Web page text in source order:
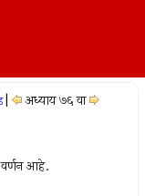
अध्याय ७६ वा
वर्णन आहे.